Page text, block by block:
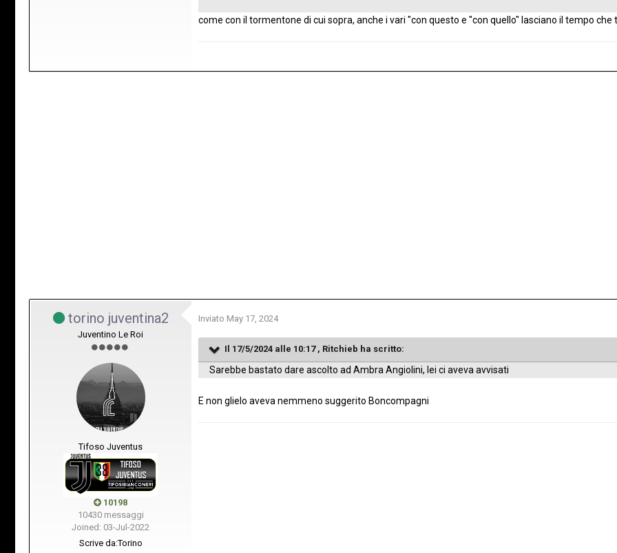
come con il tormentone di cui sopra, anche i vari "con questo e "con quello" lasciano il tempo che
torino juventina2
Juventino Le Roi
Tifoso Juventus
10198
10430 messaggi
Joined: 03-Jul-2022
Scrive da:Torino
Inviato May 17, 2024
Il 17/5/2024 alle 10:17 , Ritchieb ha scritto:
Sarebbe bastato dare ascolto ad Ambra Angiolini, lei ci aveva avvisati
E non glielo aveva nemmeno suggerito Boncompagni